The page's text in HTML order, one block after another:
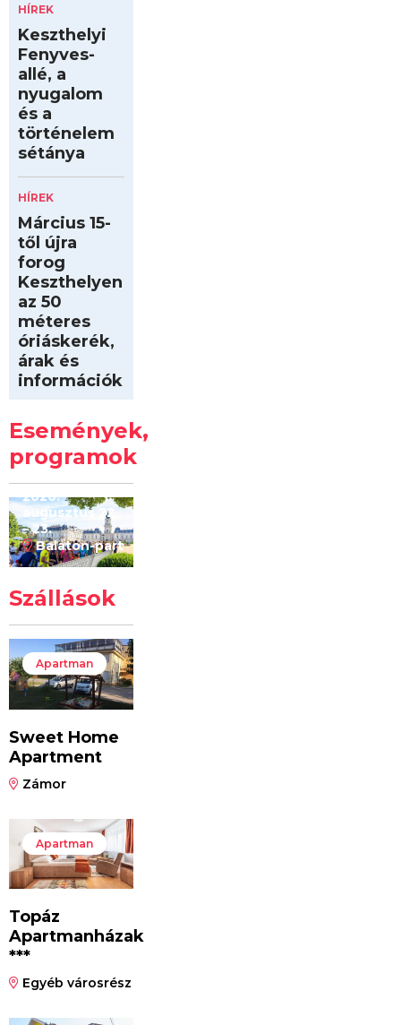
HÍREK
Keszthelyi
Fenyves-
allé, a
nyugalom
és a
történelem
sétánya
HÍREK
Március 15-
től újra
forog
Keszthelyen
az 50
méteres
óriáskerék,
árak és
információk
Események,
programok
Kilóméterek
2026
2026.
augusztus 22
– 23.
Balaton-part
Szállások
Apartman
Sweet Home
Apartment
Zámor
Apartman
Topáz
Apartmanházak
***
Egyéb városrész